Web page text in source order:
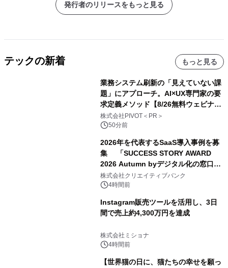
発行者のリリースをもっと見る
テックの新着 もっと見る
業務システム刷新の「見えていない課
題」にアプローチ。AI×UX専門家の要
求定義メソッド【8/26無料ウェビナ
ー】株式会社PIVOT
株式会社PIVOT＜PR＞
50分前
2026年を代表するSaaS導入事例を募
集 「SUCCESS STORY AWARD
2026 Autumn byデジタル化の窓口」
開催
株式会社クリエイティブバンク
4時間前
Instagram販売ツールを活用し、3日
間で売上約4,300万円を達成
株式会社ミショナ
4時間前
【世界猫の日に、猫たちの幸せを願っ